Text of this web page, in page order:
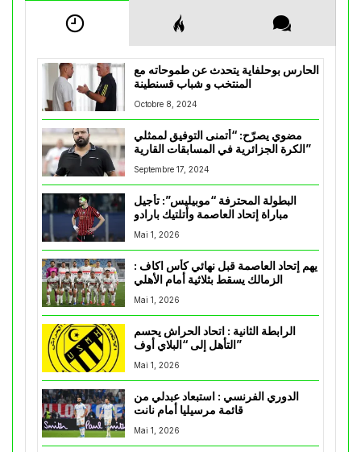
الحارس بوحلفاية يتحدث عن طموحاته مع
المنتخب و شباب قسنطينة
Octobre 8, 2024
مضوي يصرّح: “أتمنى التوفيق لممثلي
الكرة الجزائرية في المسابقات القارية”
Septembre 17, 2024
البطولة المحترفة “موبيليس”: تأجيل
مباراة إتحاد العاصمة وأتلتيك بارادو
Mai 1, 2026
يهم إتحاد العاصمة قبل نهائي كأس اكاف :
Mai 1, 2026
الرابطة الثانية : اتحاد الحراش يحسم
التأهل إلى “البلاي أوف”
Mai 1, 2026
الدوري الفرنسي : استبعاد عبدلي من
قائمة مرسيليا أمام نانت
Mai 1, 2026